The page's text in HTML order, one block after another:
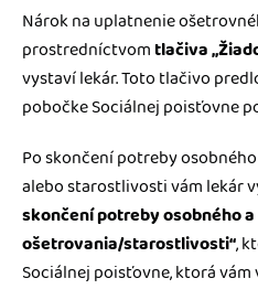
Nárok na uplatnenie
prostredníctvom tlačiva
vystaví lekár. Toto tlačivo
pobočke Sociálnej poisťovne
Po skončení potreby
alebo starostlivosti vám lekár
skončení potreby osobného
ošetrovania/starostlivosti“,
Sociálnej poisťovne, ktorá